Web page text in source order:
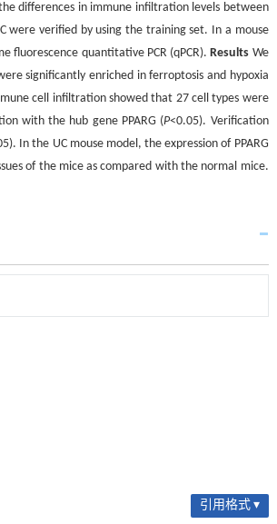
differences in immune infiltration levels between
were verified by using the training set. In a mouse
fluorescence quantitative PCR (qPCR).Results We
significantly enriched in ferroptosis and hypoxia
cell infiltration showed that 27 cell types were
with the hub gene PPARG (P<0.05). Verification
In the UC mouse model, the expression of PPARG
of the mice as compared with the normal mice.
引用格式 ▾